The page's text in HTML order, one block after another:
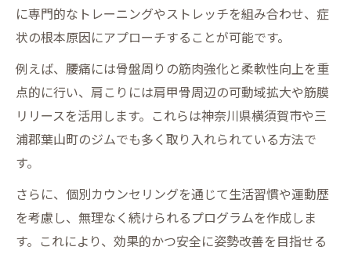
に専門的なトレーニングやストレッチを組み合わせ、症
状の根本原因にアプローチすることが可能です。
例えば、腰痛には骨盤周りの筋肉強化と柔軟性向上を重
点的に行い、肩こりには肩甲骨周辺の可動域拡大や筋膜
リリースを活用します。これらは神奈川県横須賀市や三
浦郡葉山町のジムでも多く取り入れられている方法で
す。
さらに、個別カウンセリングを通じて生活習慣や運動歴
を考慮し、無理なく続けられるプログラムを作成しま
す。これにより、効果的かつ安全に姿勢改善を目指せる